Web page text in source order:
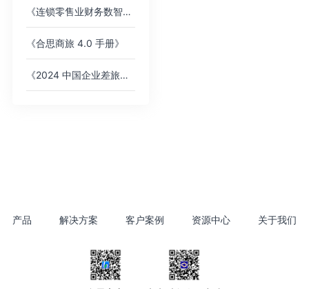
《连锁零售业财务数智化趋势洞察》白皮书
《合思商旅 4.0 手册》
《2024 中国企业差旅管控分析报告》
产品 解决方案 客户案例 资源中心 关于我们